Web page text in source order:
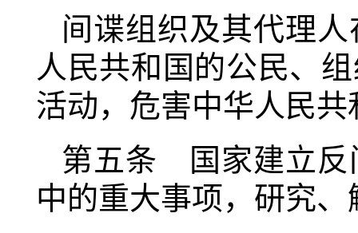
间谍组织及其代理
人民共和国的公民、
活动，危害中华人民
第五条 国家建立反
中的重大事项，研究